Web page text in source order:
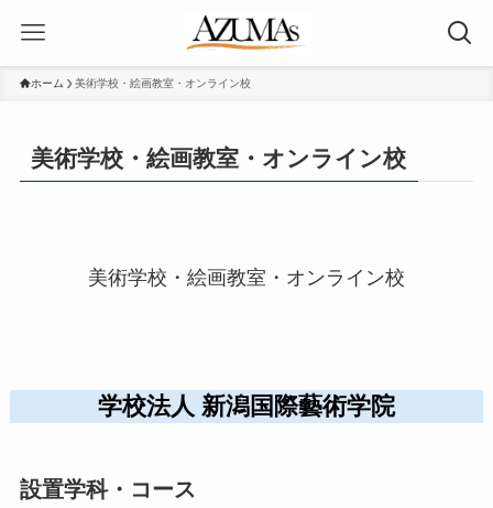
ホーム 美術学校・絵画教室・オンライン校
美術学校・絵画教室・オンライン校
美術学校・絵画教室・オンライン校
学校法人 新潟国際藝術学院
設置学科・コース